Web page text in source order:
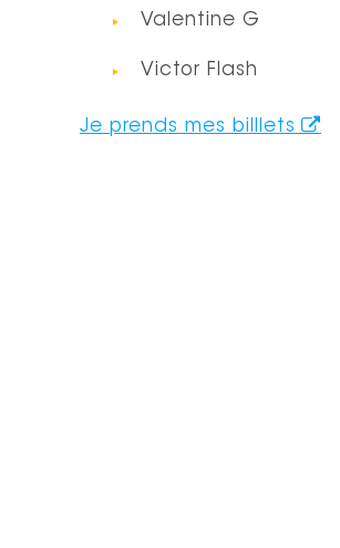
Valentine G
Victor Flash
Je prends mes billlets